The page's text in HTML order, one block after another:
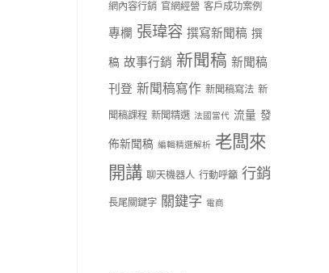
網內容行銷 官網經營 客戶成功案例
專欄 張瑋容 撰寫新聞稿 撰
稿 故事行銷 新聞稿 新聞稿
刊登 新聞稿寫作 新聞稿寫法 新
聞稿課程 新聞精選 法國當代 流量 發
佈新聞稿 編輯精選解析 老闆來
開講 聊天機器人 行動呼籲 行銷
長尾關鍵字 關鍵字 電商